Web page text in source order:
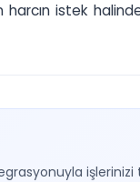
harcın istek